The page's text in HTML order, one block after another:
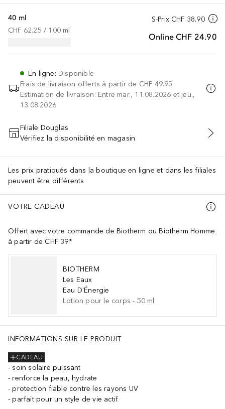
S-Prix CHF 38.90
Online CHF 24.90
40 ml
CHF 62.25 / 100 ml
En ligne: Disponible
Frais de livraison offerts à partir de CHF 49.95
Estimation de livraison: Entre mar., 11.08.2026 et jeu.,
13.08.2026
AJOUTER AU PANIER
Filiale Douglas
Vérifiez la disponibilité en magasin
Les prix pratiqués dans la boutique en ligne et dans les filiales
peuvent être différents
VOTRE CADEAU
Offert avec votre commande de Biotherm ou Biotherm Homme
à partir de CHF 39*
BIOTHERM
Les Eaux
Eau D'Énergie
Lotion pour le corps - 50 ml
INFORMATIONS SUR LE PRODUIT
CADEAU
soin solaire puissant
renforce la peau, hydrate
protection fiable contre les rayons UV
parfait pour un style de vie actif